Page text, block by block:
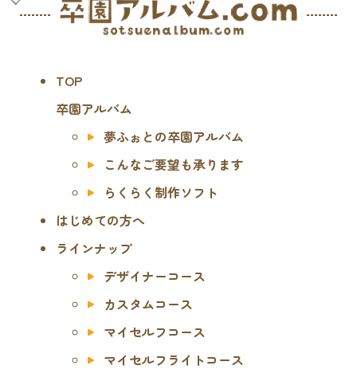
TOP
卒園アルバム
夢ふぉとの卒園アルバム
こんなご要望も承ります
らくらく制作ソフト
はじめての方へ
ラインナップ
デザイナーコース
カスタムコース
マイセルフコース
マイセルフライトコース